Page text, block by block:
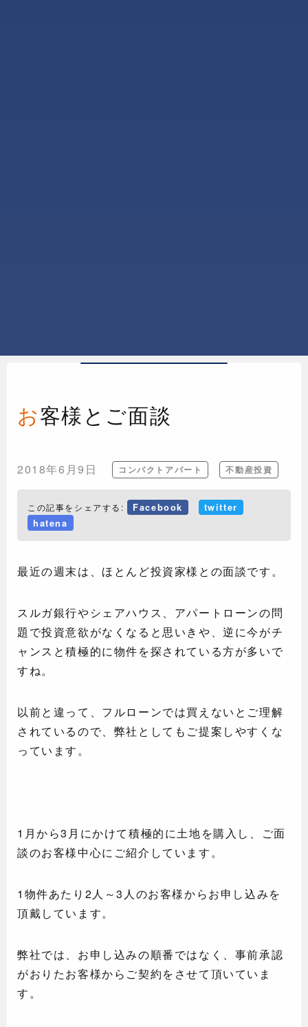
お客様とご面談
2018年6月9日 コンパクトアパート 不動産投資
この記事をシェアする: Facebook
twitter
hatena
最近の週末は、ほとんど投資家様との面談です。
スルガ銀行やシェアハウス、アパートローンの問
題で投資意欲がなくなると思いきや、逆に今がチ
ャンスと積極的に物件を探されている方が多いで
すね。
以前と違って、フルローンでは買えないとご理解
されているので、弊社としてもご提案しやすくな
っています。
1月から3月にかけて積極的に土地を購入し、ご面
談のお客様中心にご紹介しています。
1物件あたり2人～3人のお客様からお申し込みを
頂戴しています。
弊社では、お申し込みの順番ではなく、事前承認
がおりたお客様からご契約をさせて頂いていま
す。